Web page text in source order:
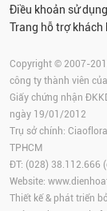
Điều khoản sử dụng
Trang hỗ trợ khách
Copyright © 2007-
công ty thành viên
Giấy chứng nhận
ngày 19/01/2012
Trụ sở chính:
TPHCM
ĐT: (028) 38.112.666
Website:
Thiết kế & phát triển